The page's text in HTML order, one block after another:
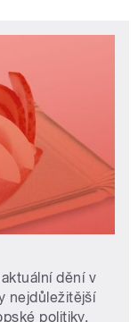
dění v
nejdůležitější
politiky.